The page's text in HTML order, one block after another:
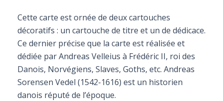
Cette carte est ornée de deux cartouches
décoratifs : un cartouche de titre et un de dédicace.
Ce dernier précise que la carte est réalisée et
dédiée par Andreas Velleius à Frédéric II, roi des
Danois, Norvégiens, Slaves, Goths, etc. Andreas
Sorensen Vedel (1542-1616) est un historien
danois réputé de l’époque.